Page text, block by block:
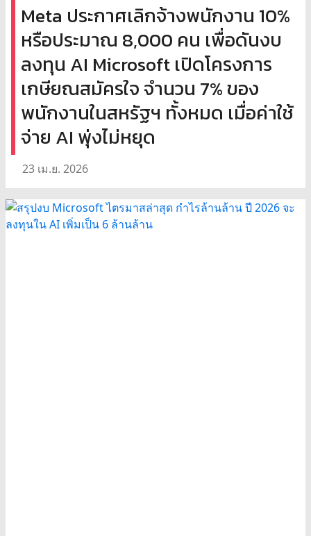
Meta ประกาศเลิกจ้างพนักงาน 10%
หรือประมาณ 8,000 คน เพื่อดันงบ
ลงทุน AI Microsoft เปิดโครงการ
เกษียณสมัครใจ จำนวน 7% ของ
พนักงานในสหรัฐฯ ทั้งหมด เมื่อค่าใช้
จ่าย AI พุ่งไม่หยุด
23 เม.ย. 2026